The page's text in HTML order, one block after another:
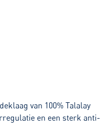
van 100% Talalay
en een sterk anti-